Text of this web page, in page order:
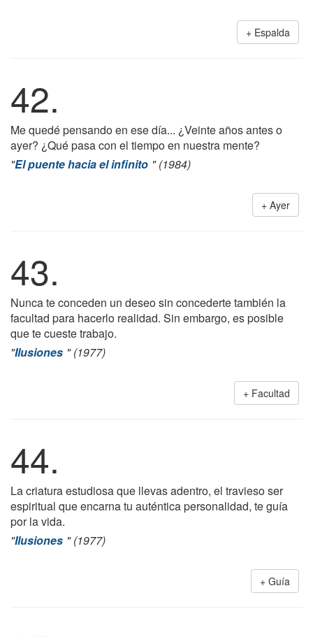
Espalda
42.
Me quedé pensando en ese día... ¿Veinte años antes o
ayer? ¿Qué pasa con el tiempo en nuestra mente?
"El puente hacia el infinito " (1984)
Ayer
43.
Nunca te conceden un deseo sin concederte también la
facultad para hacerlo realidad. Sin embargo, es posible
que te cueste trabajo.
"Ilusiones " (1977)
Facultad
44.
La criatura estudiosa que llevas adentro, el travieso ser
espiritual que encarna tu auténtica personalidad, te guía
por la vida.
"Ilusiones " (1977)
Guía